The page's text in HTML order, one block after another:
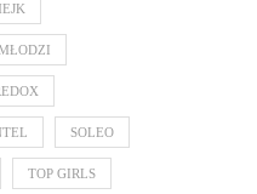
SOLEO
TOP GIRLS